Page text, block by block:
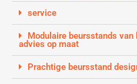
service
Modulaire beursstands
advies op maat
Prachtige beursstand